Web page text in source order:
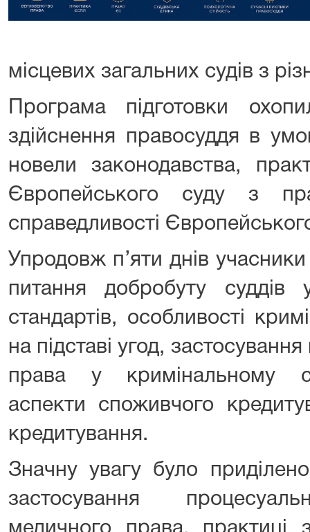
місцевих загальних судів з
Програма підготовки
здійснення правосуддя в
новели законодавства,
Європейського суду з
справедливості
Упродовж п’яти днів
питання добробуту суддів
стандартів, особливості
на підставі угод,
права у кримінальному
аспекти споживчого
кредитування.
Значну увагу було
застосування